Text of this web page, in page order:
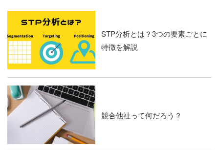
STP分析とは？3つの要素ごとに
特徴を解説
競合他社って何だろう？